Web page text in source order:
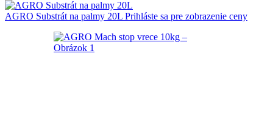
AGRO Substrát na palmy 20L Prihláste sa pre zobrazenie ceny